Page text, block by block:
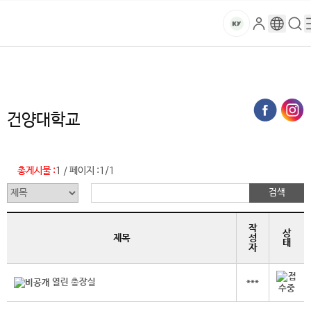
건
대
교
마
로
그
구
글
검
색
메건양대학교
총게시물 :1 /페이지 :1/1
제목
작
성
자
상
태
열린 총장실 ***